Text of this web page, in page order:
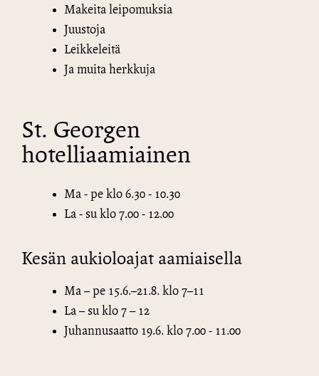
Makeita leipomuksia
Juustoja
Leikkeleitä
Ja muita herkkuja
St. Georgen
hotelliaamiainen
Ma - pe klo 6.30 - 10.30
La - su klo 7.00 - 12.00
Kesän aukioloajat aamiaisella
Ma – pe 15.6.–21.8. klo 7–11
La – su klo 7 – 12
Juhannusaatto 19.6. klo 7.00 - 11.00